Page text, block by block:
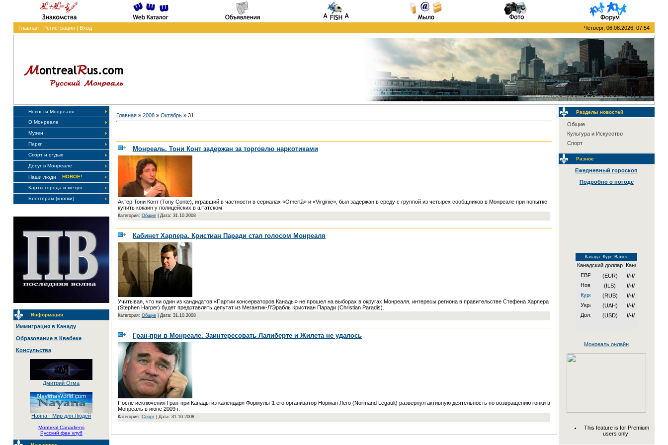
Главная| Регистрация| Вход Четверг, 06.08.2026, 07:54
Новости Монреаля
О Монреале
Музеи
Парки
Спорт и отдых
Досуг в Монреале
Наши люди
НОВОЕ!
Карты города и метро
Блоггерам (кнопки)
Информация
Иммиграция в Канаду
Образование в Квебеке
Консульства
Дмитрий Огма
Наяна - Мир для Людей
Montreal Canadiens
Русский фан клуб
Главная» 2008 » Октябрь » 31
Монреаль. Тони Конт задержан за торговлю наркотиками
Актер Тони Конт (Tony Conte), игравший в частности в сериалах «Omertà» и «Virginie», был задержан в среду с группой из четырех сообщников в Монреале при попытке
купить кокаин у полицейских в штатском.
Категория: Общие| Дата: 31.10.2008
Кабинет Харпера. Кристиан Паради стал голосом Монреаля
Учитывая, что ни один из кандидатов «Партии консерваторов Канады» не прошел на выборах в округах Монреаля, интересы региона в правительстве Стефена Харпера
(Stephen Harper) будет представлять депутат из Мегантик-Л'Эрабль Кристиан Паради (Christian Paradis).
Категория: Общие| Дата: 31.10.2008
Гран-при в Монреале. Заинтересовать Лалиберте и Жилета не удалось
После исключения Гран-при Канады из календаря Формулы-1 его организатор Норман Лего (Normand Legault) развернул активную деятельность по возвращению гонки в
Монреаль в июне 2009 г.
Категория: Спорт| Дата: 31.10.2008
Разделы новостей
Общие
Культура и Искусство
Спорт
Разное
Ежедневный гороскоп
Подробно о погоде
Канада: Курс Валют
Канадский доллар
(EUR)
//-//
(ILS)
//-//
(RUB)
//-//
(UAH)
//-//
(USD)
//-//
Монреаль онлайн
This feature is for Premium
users only!